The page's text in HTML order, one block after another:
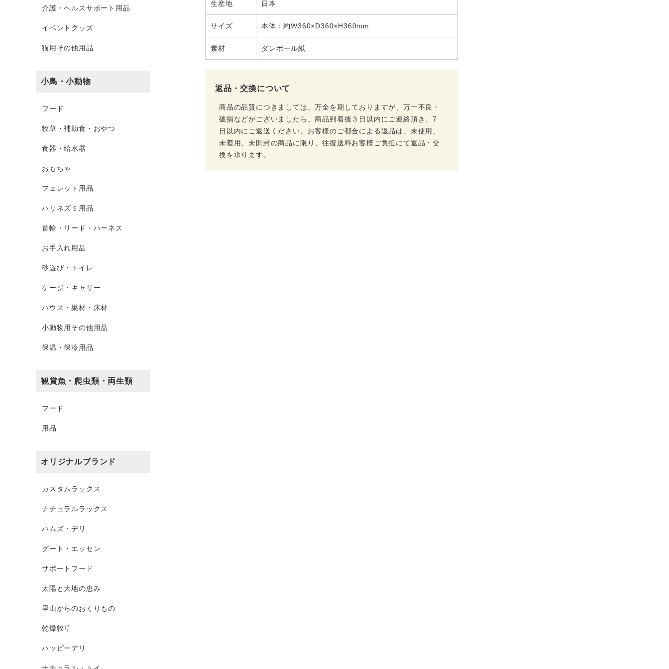
介護・ヘルスサポート用品
イベントグッズ
猫用その他用品
小鳥・小動物
フード
牧草・補助食・おやつ
食器・給水器
おもちゃ
フェレット用品
ハリネズミ用品
首輪・リード・ハーネス
お手入れ用品
砂遊び・トイレ
ケージ・キャリー
ハウス・巣材・床材
小動物用その他用品
保温・保冷用品
観賞魚・爬虫類・両生類
フード
用品
オリジナルブランド
カスタムラックス
ナチュラルラックス
ハムズ・デリ
グート・エッセン
サポートフード
太陽と大地の恵み
里山からのおくりもの
乾燥牧草
ハッピーデリ
生産地 日本
サイズ 本体：約W360×D360×H360mm
素材 ダンボール紙
返品・交換について
商品の品質につきましては、万全を期しておりますが、万一不良・
破損などがございましたら、商品到着後３日以内にご連絡頂き、7
日以内にご返送ください。お客様のご都合による返品は、未使用、
未着用、未開封の商品に限り、往復送料お客様ご負担にて返品・交
換を承ります。